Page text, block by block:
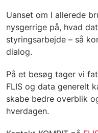
Uanset om I allerede
nysgerrige på, hvad
styringsarbejde – så
dialog.
På et besøg tager vi
FLIS og data generelt
skabe bedre overblik
hverdagen.